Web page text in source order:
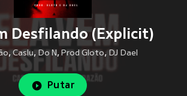
Desfilando (Explicit)
, Caslu, Do N, Prod Gloto, DJ Dael
Putar